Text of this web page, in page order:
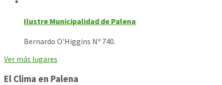
Ilustre Municipalidad de Palena
Bernardo O'Higgins Nº 740.
Ver más lugares
El Clima en Palena